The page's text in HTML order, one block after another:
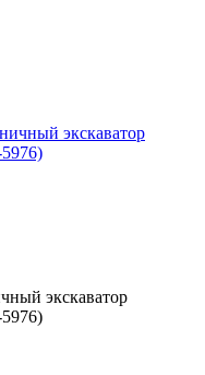
экскаватор